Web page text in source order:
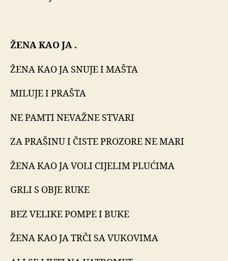
ŽENA KAO JA .
ŽENA KAO JA SNUJE I MAŠTA
MILUJE I PRAŠTA
NE PAMTI NEVAŽNE STVARI
ZA PRAŠINU I ČISTE PROZORE NE MARI
ŽENA KAO JA VOLI CIJELIM PLUĆIMA
GRLI S OBJE RUKE
BEZ VELIKE POMPE I BUKE
ŽENA KAO JA TRČI SA VUKOVIMA